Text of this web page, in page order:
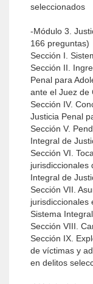
seleccionados
-Módulo 3.
166 preguntas)
Sección I.
Sección II.
Penal para
ante el Juez de
Sección IV.
Justicia Penal
Sección V.
Integral de
Sección VI.
jurisdiccionales
Integral de
Sección VII.
jurisdiccionales
Sistema
Sección VIII.
Sección IX.
de víctimas y
en delitos